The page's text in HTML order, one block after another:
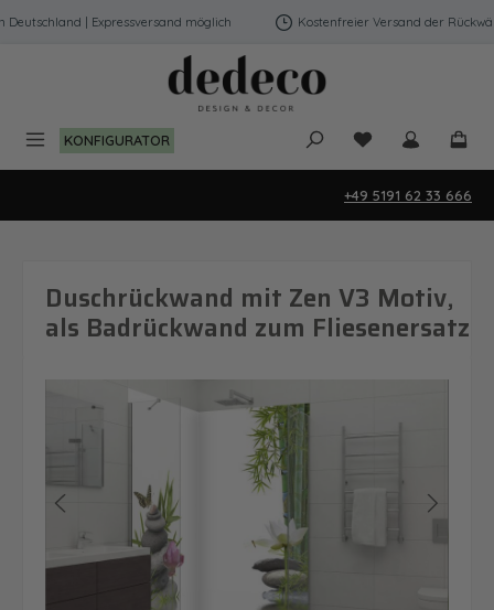
Zum Hauptinhalt springen
| Expressversand möglich Kostenfreier Versand der
KONFIGURATOR Du hast 0
+49 5191 62 33 666
Duschrückwand mit Zen V3 Motiv,
als Badrückwand zum Fliesenersatz